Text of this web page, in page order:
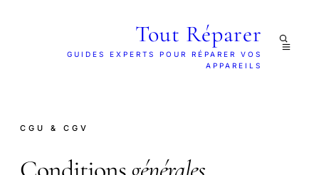
Tout Réparer
GUIDES EXPERTS POUR RÉPARER VOS
APPAREILS
CGU & CGV